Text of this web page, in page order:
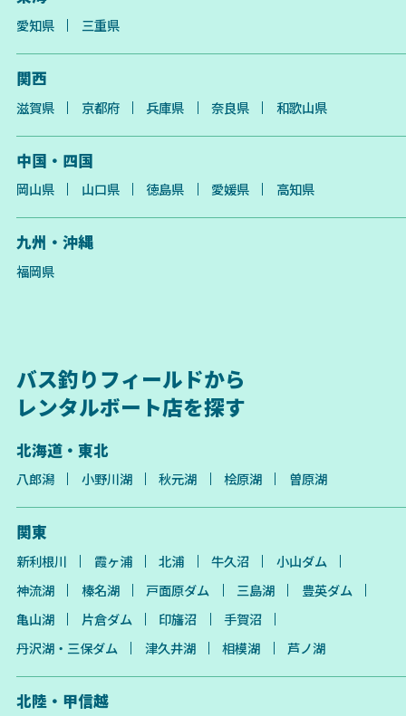
愛知県 三重県
関西
滋賀県 京都府 兵庫県 奈良県 和歌山県
中国・四国
岡山県 山口県 徳島県 愛媛県 高知県
九州・沖縄
福岡県
バス釣りフィールドから
レンタルボート店を探す
北海道・東北
八郎潟 小野川湖 秋元湖 桧原湖 曽原湖
関東
新利根川 霞ヶ浦 北浦 牛久沼
小山ダム
神流湖
榛名湖 戸面原ダム 三島湖
豊英ダム
亀山湖
片倉ダム 印旛沼
手賀沼
丹沢湖・三保ダム
津久井湖 相模湖 芦ノ湖
北陸・甲信越